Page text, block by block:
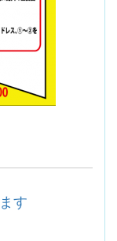
す